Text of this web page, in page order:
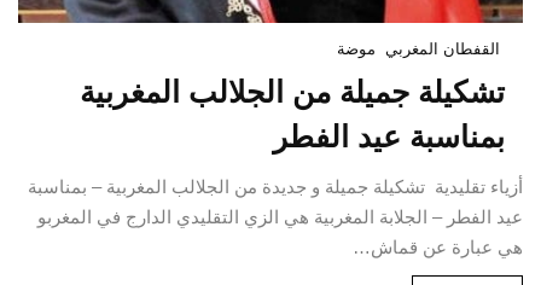
القفطان المغربي موضة
تشكيلة جميلة من الجلالب المغربية
بمناسبة عيد الفطر
أزياء تقليدية تشكيلة جميلة و جديدة من الجلالب المغربية – بمناسبة
عيد الفطر – الجلابة المغربية هي الزي التقليدي الدارج في المغربو
هي عبارة عن قماش…